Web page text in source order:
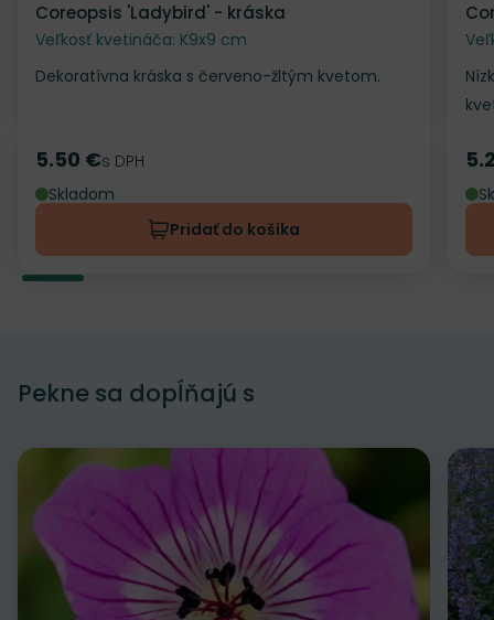
Coreopsis 'Ladybird' - kráska
Veľkosť kvetináča: K9x9 cm
Dekoratívna kráska s červeno-žltým kvetom.
Cena
5.50 €s DPH
Skladom
Pridať do košíka
Pekne sa dopĺňajú s